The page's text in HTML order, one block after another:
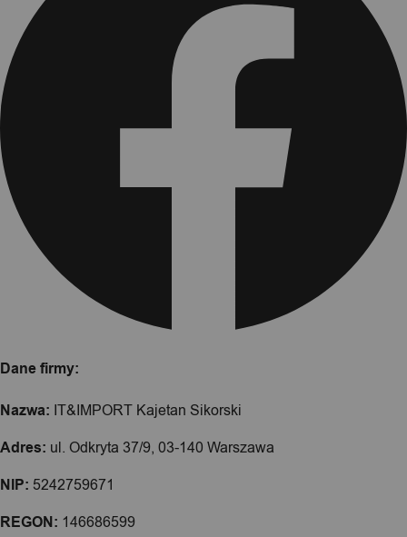
Dane firmy:
Nazwa: IT&IMPORT Kajetan Sikorski
Adres: ul. Odkryta 37/9, 03-140 Warszawa
NIP: 5242759671
REGON: 146686599